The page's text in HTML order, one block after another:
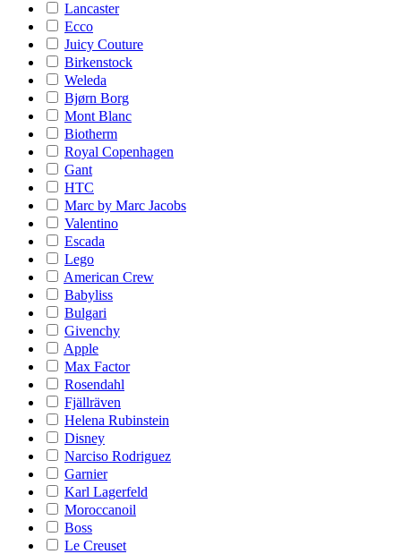
Lancaster
Ecco
Juicy Couture
Birkenstock
Weleda
Bjørn Borg
Mont Blanc
Biotherm
Royal Copenhagen
Gant
HTC
Marc by Marc Jacobs
Valentino
Escada
Lego
American Crew
Babyliss
Bulgari
Givenchy
Apple
Max Factor
Rosendahl
Fjällräven
Helena Rubinstein
Disney
Narciso Rodriguez
Garnier
Karl Lagerfeld
Moroccanoil
Boss
Le Creuset